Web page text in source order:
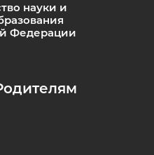
науки и
Федерации